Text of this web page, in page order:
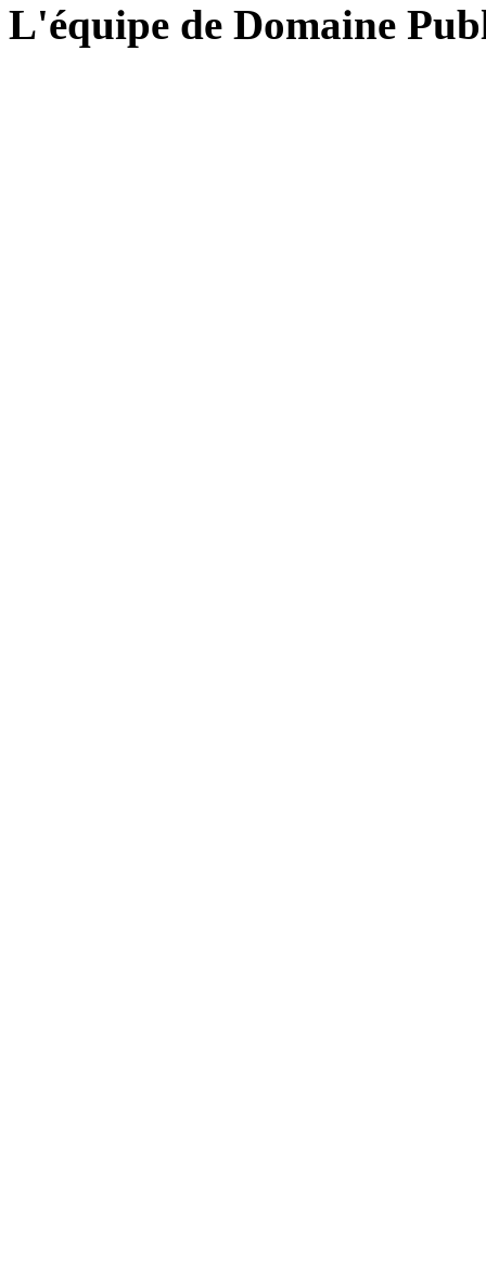
L'équipe de Domaine